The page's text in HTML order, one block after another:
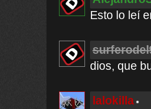
Esto lo leí
dios, que
lalokilla